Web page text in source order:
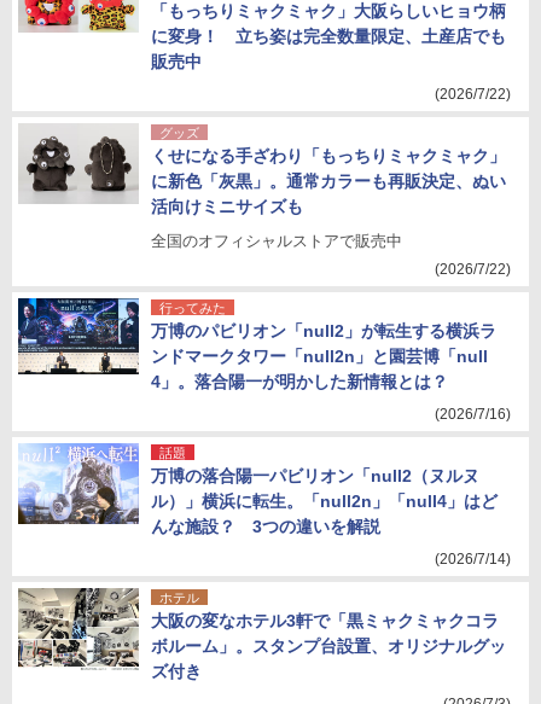
「もっちりミャクミャク」大阪らしいヒョウ柄
に変身！ 立ち姿は完全数量限定、土産店でも
販売中
(2026/7/22)
グッズ
くせになる手ざわり「もっちりミャクミャク」
に新色「灰黒」。通常カラーも再販決定、ぬい
活向けミニサイズも
全国のオフィシャルストアで販売中
(2026/7/22)
行ってみた
万博のパビリオン「null2」が転生する横浜ラ
ンドマークタワー「null2n」と園芸博「null
4」。落合陽一が明かした新情報とは？
(2026/7/16)
話題
万博の落合陽一パビリオン「null2（ヌルヌ
ル）」横浜に転生。「null2n」「null4」はど
んな施設？ 3つの違いを解説
(2026/7/14)
ホテル
大阪の変なホテル3軒で「黒ミャクミャクコラ
ボルーム」。スタンプ台設置、オリジナルグッ
ズ付き